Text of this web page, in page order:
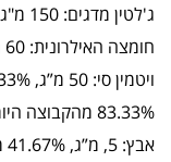
ג'לטין מדגים: 150 מ"ג
חומצה האילרונית: 60 מ"ג
83.33% מהקבוצה היומית המומלצת לגברים.